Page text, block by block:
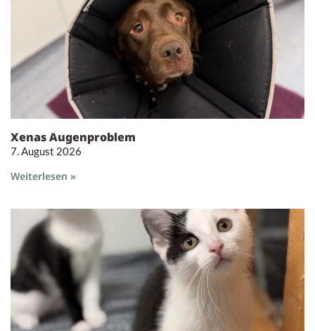
Xenas Augenproblem
7. August 2026
Weiterlesen »